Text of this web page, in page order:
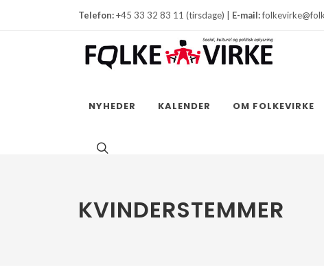
Telefon:+45 33 32 83 11 (tirsdage) | E-mail:
NYHEDER KALENDER OM FOLKEVIRKE
KVINDERSTEMMER